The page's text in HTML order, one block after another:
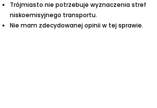
Trójmiasto nie potrzebuje wyznaczenia stref
niskoemisyjnego transportu.
Nie mam zdecydowanej opinii w tej sprawie.